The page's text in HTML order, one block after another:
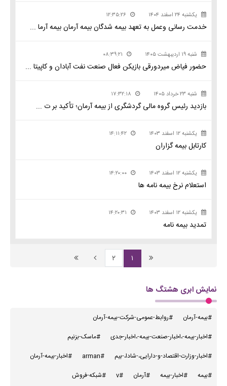
یکشنبه ۲۴ اسفند ۱۴۰۴ ۱۲:۳۵:۲۶
خدمت رسانی وعمل به تعهد بیمه شدگان بیمه آرمان بیمه آرما ...
شنبه ۱۹ اردیبهشت ۱۴۰۵ ۰۸:۳۹:۲۱
حضور فیاض میردورقی بازیکن فعال صنعت نفت آبادان و کاپیتا ...
شنبه ۲۳ خرداد ۱۴۰۵ ۱۷:۳۲:۱۸
بازدید رئیس گروه مالی گردشگری از بیمه آرمان؛ تأکید بر ت ...
یکشنبه ۱۲ اسفند ۱۴۰۳ ۱۴:۱۱:۴۲
کارتابل بیمه گزاران
یکشنبه ۱۲ اسفند ۱۴۰۳ ۱۴:۲۰:۰۰
استعلام نرخ بیمه نامه ها
یکشنبه ۱۲ اسفند ۱۴۰۳ ۱۴:۲۰:۳۱
تمدید بیمه نامه
۱ ۲
نمایش ابری هشتگ ها
#بیمه-آرمان
#روابط-عمومی-شرکت-بیمه-آرمان
#اخبار-بیمه-،اخبار-صنعت-بیمه-،اخبار-جدی
#ماسک-بزنیم
#اخبار-وزارت-اقتصاد-و-دارایی،-شادا،-بیم
#arman
#اخبار-بیمه-آرمان
#بیمه
#اخبار-بیمه #آرمان #v
#شبکه-فروش